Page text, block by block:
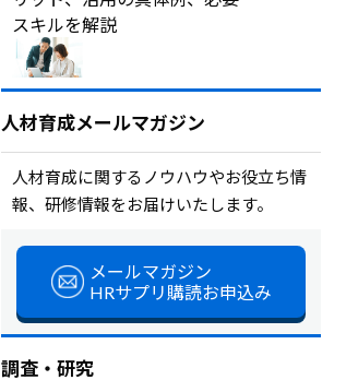
スキルを解説
人材育成メールマガジン
人材育成に関するノウハウやお役立ち情
報、研修情報をお届けいたします。
メールマガジン
HRサプリ購読お申込み
調査・研究